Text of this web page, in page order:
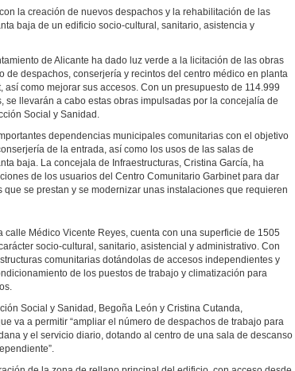
la creación de nuevos despachos y la rehabilitación de las
baja de un edificio socio-cultural, sanitario, asistencia y
de Alicante ha dado luz verde a la licitación de las obras
de despachos, conserjería y recintos del centro médico en planta
como mejorar sus accesos. Con un presupuesto de 114.999
se llevarán a cabo estas obras impulsadas por la concejalía de
Social y Sanidad.
dependencias municipales comunitarias con el objetivo
de la entrada, así como los usos de las salas de
baja. La concejala de Infraestructuras, Cristina García, ha
de los usuarios del Centro Comunitario Garbinet para dar
se prestan y se modernizar unas instalaciones que requieren
calle Médico Vicente Reyes, cuenta con una superficie de 1505
socio-cultural, sanitario, asistencial y administrativo. Con
comunitarias dotándolas de accesos independientes y
de los puestos de trabajo y climatización para
Social y Sanidad, Begoña León y Cristina Cutanda,
va a permitir “ampliar el número de despachos de trabajo para
y el servicio diario, dotando al centro de una sala de descanso